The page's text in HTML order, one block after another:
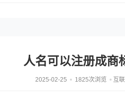
人名可以注册成商
2025-02-25 1825次浏览 互